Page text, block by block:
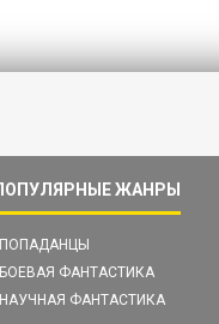
ПОПАДАНЦЫ
БОЕВАЯ ФАНТАСТИКА
НАУЧНАЯ ФАНТАСТИКА